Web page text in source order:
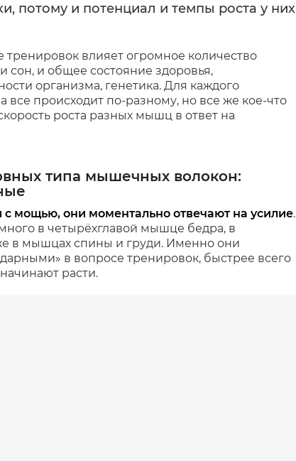
потому и потенциал и темпы роста у них
влияет огромное количество
сон, и общее состояние здоровья,
организма, генетика. Для каждого
происходит по-разному, но все же кое-что
роста разных мышц в ответ на
типа мышечных волокон:
мощью, они моментально отвечают на усилие.
в четырёхглавой мышце бедра, в
в мышцах спины и груди. Именно они
в вопросе тренировок, быстрее всего
расти.